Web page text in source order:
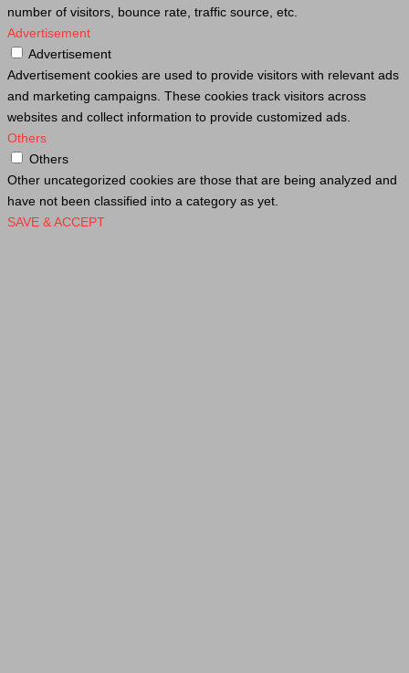
number of visitors, bounce rate, traffic source, etc.
Advertisement
Advertisement
Advertisement cookies are used to provide visitors with relevant ads
and marketing campaigns. These cookies track visitors across
websites and collect information to provide customized ads.
Others
Others
Other uncategorized cookies are those that are being analyzed and
have not been classified into a category as yet.
SAVE & ACCEPT